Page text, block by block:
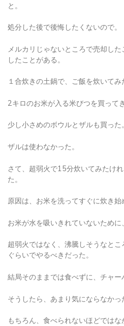
と。
処分した後で後悔したくないので。
メルカリじゃないところで売却し
したことがある。
１合炊きの土鍋で、ご飯を炊いてみ
2キロのお米が入る米びつを買って
少し小さめのボウルとザルも買った。
ザルは使わなかった。
さて、超弱火で15分炊いてみたけ
た。
原因は、お米を洗ってすぐに炊き始
お米が水を吸いきれていないために
超弱火ではなく、沸騰しそうなと
ぐらいでやるべきだった。
結局そのままでは食べずに、チャー
そうしたら、あまり気にならなかっ
もちろん、食べられないほどでは